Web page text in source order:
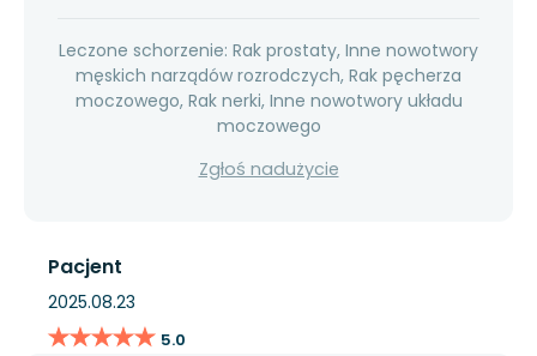
Leczone schorzenie: Rak prostaty, Inne nowotwory
męskich narządów rozrodczych, Rak pęcherza
moczowego, Rak nerki, Inne nowotwory układu
moczowego
Zgłoś nadużycie
Pacjent
2025.08.23
★★★★★
★★★★★ 5.0